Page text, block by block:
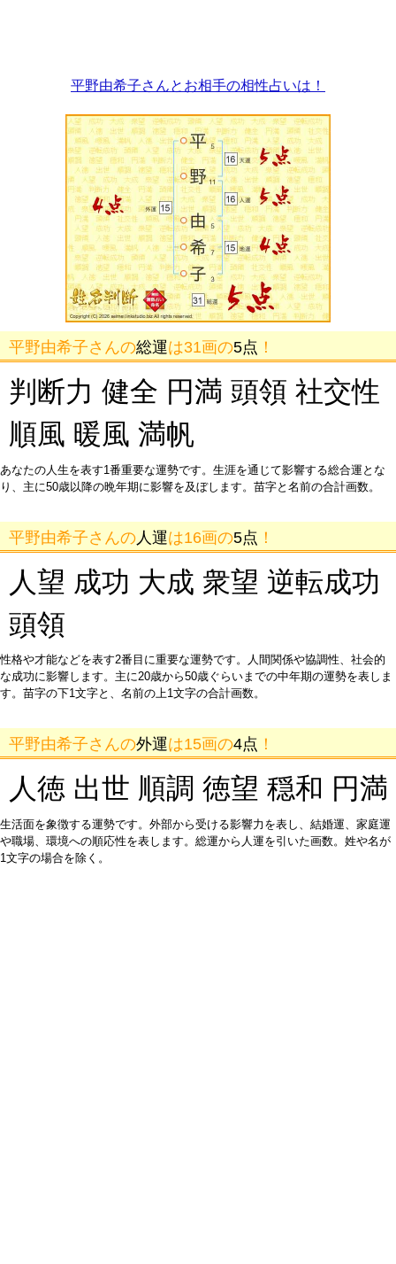
平野由希子さんとお相手の相性占いは！
平野由希子さんの総運は31画の5点 ！
判断力 健全 円満 頭領 社交性
順風 暖風 満帆
あなたの人生を表す1番重要な運勢です。生涯を通じて影響する総合運とな
り、主に50歳以降の晩年期に影響を及ぼします。苗字と名前の合計画数。
平野由希子さんの 人運は16画の5点 ！
人望 成功 大成 衆望 逆転成功
頭領
性格や才能などを表す2番目に重要な運勢です。人間関係や協調性、社会的
な成功に影響します。主に20歳から50歳ぐらいまでの中年期の運勢を表しま
す。苗字の下1文字と、名前の上1文字の合計画数。
平野由希子さんの外運は15画の4点 ！
人徳 出世 順調 徳望 穏和 円満
生活面を象徴する運勢です。外部から受ける影響力を表し、結婚運、家庭運
や職場、環境への順応性を表します。総運から人運を引いた画数。姓や名が
1文字の場合を除く。